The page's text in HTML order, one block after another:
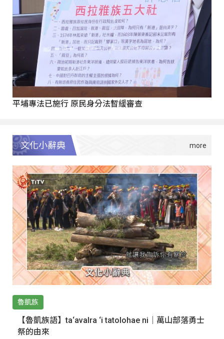
平埔專法已施行 原民身分法暫緩審查
文化小辭典
魯凱族
【魯凱族語】ta‘avalra ‘i tatolohae ni｜萬山部落勇士
祭的由來